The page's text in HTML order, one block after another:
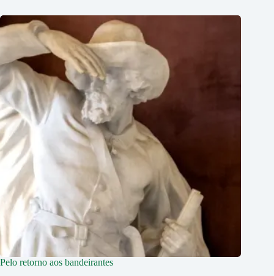
Pelo retorno aos bandeirantes